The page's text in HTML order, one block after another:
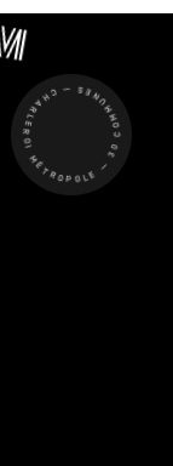
CHARLEROI MÉTROPOLE — 30 COMMUNES —